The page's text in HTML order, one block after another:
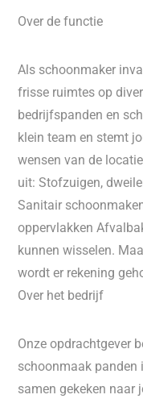
Over de functie
Als schoonmaker
frisse ruimtes op
bedrijfspanden en
klein team en stemt
wensen van de
uit: Stofzuigen,
Sanitair
oppervlakken
kunnen wisselen.
wordt er rekening
Over het bedrijf
Onze opdrachtgever
schoonmaak panden
samen gekeken naar